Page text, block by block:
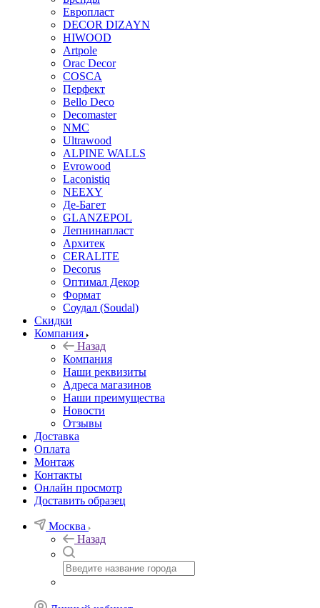
Европласт
DECOR DIZAYN
HIWOOD
Artpole
Orac Decor
COSCA
Перфект
Bello Deco
Decomaster
NMС
Ultrawood
ALPINE WALLS
Evrowood
Laconistiq
NEEXY
Де-Багет
GLANZEPOL
Лепнинапласт
Архитек
CERALITE
Decorus
Оптимал Декор
Формат
Соудал (Soudal)
Скидки
Компания
Назад
Компания
Наши реквизиты
Адреса магазинов
Наши преимущества
Новости
Отзывы
Доставка
Оплата
Монтаж
Контакты
Онлайн просмотр
Доставить образец
Москва
Назад